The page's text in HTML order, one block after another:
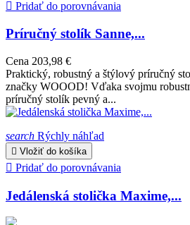
 Pridať do porovnávania
Príručný stolík Sanne,...
Cena 203,98 €
Praktický, robustný a štýlový príručný
značky WOOOD! Vďaka svojmu
príručný stolík pevný a...
search Rýchly náhľad
 Vložiť do košíka
 Pridať do porovnávania
Jedálenská stolička Maxime,...